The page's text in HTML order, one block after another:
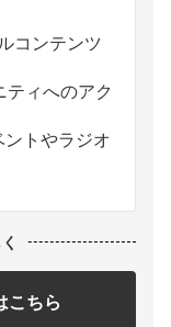
コンテンツ
ィへのアク
トやラジオ
こちら